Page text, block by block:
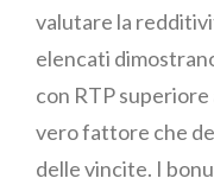
valutare la
elencati
con RTP superiore
vero fattore che
delle vincite. I